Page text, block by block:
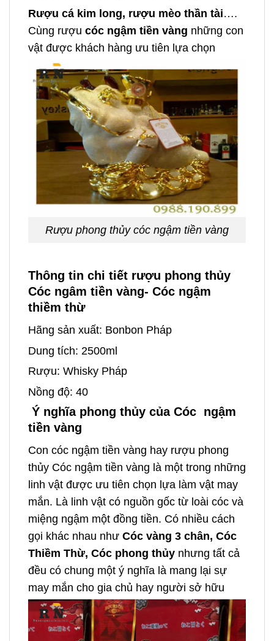
Rượu cá kim long, rượu mèo thần tài….
Cùng rượu cóc ngậm tiền vàng những con
vật được khách hàng ưu tiên lựa chọn
Rượu phong thủy cóc ngậm tiền vàng
Thông tin chi tiết rượu phong thủy
Cóc ngâm tiền vàng- Cóc ngậm
thiềm thừ
Hãng sản xuất: Bonbon Pháp
Dung tích: 2500ml
Rượu: Whisky Pháp
Nồng độ: 40
Ý nghĩa phong thủy của Cóc ngậm
tiền vàng
Con cóc ngậm tiền vàng hay rượu phong
thủy Cóc ngậm tiền vàng là một trong những
linh vật được ưu tiên chọn lựa làm vật may
mắn. Là linh vật có nguồn gốc từ loài cóc và
miệng ngậm một đồng tiền. Có nhiều cách
gọi khác nhau như Cóc vàng 3 chân, Cóc
Thiềm Thừ, Cóc phong thủy nhưng tất cả
đều có chung một ý nghĩa là mang lại sự
may mắn cho gia chủ hay người sở hữu